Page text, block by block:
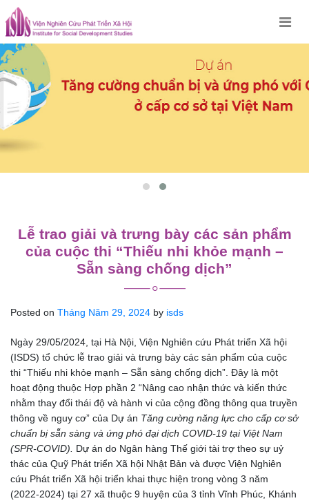
Skip
to
content
Lễ trao giải và trưng bày các sản phẩm
của cuộc thi “Thiếu nhi khỏe mạnh –
Sẵn sàng chống dịch”
Posted on Tháng Năm 29, 2024 by isds
Ngày 29/05/2024, tại Hà Nội, Viện Nghiên cứu Phát triển Xã hội
(ISDS) tổ chức lễ trao giải và trưng bày các sản phẩm của cuộc
thi “Thiếu nhi khỏe mạnh – Sẵn sàng chống dịch”. Đây là một
hoạt động thuộc Hợp phần 2 “Nâng cao nhận thức và kiến thức
nhằm thay đổi thái độ và hành vi của cộng đồng thông qua truyền
thông về nguy cơ” của Dự án Tăng cường năng lực cho cấp cơ sở
chuẩn bị sẵn sàng và ứng phó đại dịch COVID-19 tại Việt Nam
(SPR-COVID).
Dự án do Ngân hàng Thế giới tài trợ theo sự uỷ
thác của Quỹ Phát triển Xã hội Nhật Bản và được Viện Nghiên
cứu Phát triển Xã hội triển khai thực hiện trong vòng 3 năm
(2022-2024) tại 27 xã thuộc 9 huyện của 3 tỉnh Vĩnh Phúc, Khánh